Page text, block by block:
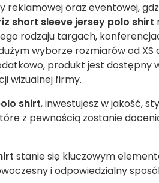
reklamowej oraz eventowej,
short sleeve jersey polo shirt
rodzaju targach,
wyborze rozmiarów od XS
produkt jest dostępny
wizualnej firmy.
shirt, inwestujesz w jakość,
z pewnością zostanie
stanie się kluczowym
i odpowiedzialny